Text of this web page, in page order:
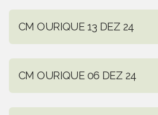
CM OURIQUE 13 DEZ 24
CM OURIQUE 06 DEZ 24